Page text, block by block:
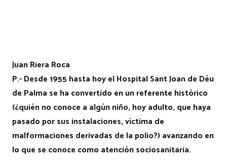
Juan Riera Roca
P.- Desde 1955 hasta hoy el Hospital Sant Joan de Déu
de Palma se ha convertido en un referente histórico
(¿quién no conoce a algún niño, hoy adulto, que haya
pasado por sus instalaciones, víctima de
malformaciones derivadas de la polio?) avanzando en
lo que se conoce como atención sociosanitaria.